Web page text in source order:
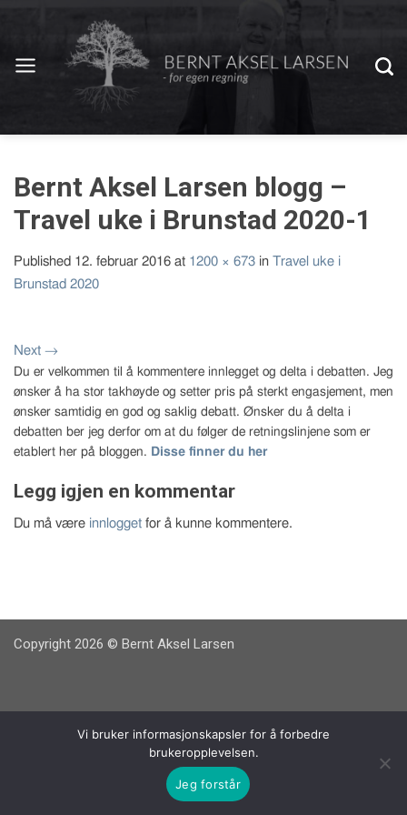
Bernt Aksel Larsen blogg –
Travel uke i Brunstad 2020-1
Published 12. februar 2016 at 1200 × 673 in Travel uke i
Brunstad 2020
Next →
Du er velkommen til å kommentere innlegget og delta i debatten. Jeg
ønsker å ha stor takhøyde og setter pris på sterkt engasjement, men
ønsker samtidig en god og saklig debatt. Ønsker du å delta i
debatten ber jeg derfor om at du følger de retningslinjene som er
etablert her på bloggen. Disse finner du her
Legg igjen en kommentar
Du må være innlogget for å kunne kommentere.
Copyright 2026 © Bernt Aksel Larsen
Vi bruker informasjonskapsler for å forbedre
brukeropplevelsen.
Jeg forstår